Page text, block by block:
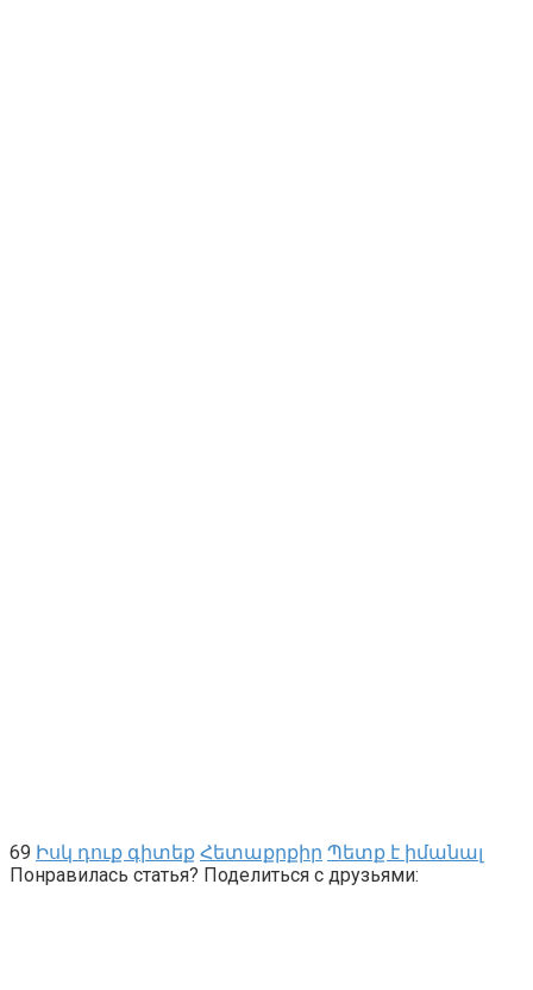
69 Իսկ դուք գիտեք Հետաքրքիր Պետք է իմանալ
Понравилась статья? Поделиться с друзьями: